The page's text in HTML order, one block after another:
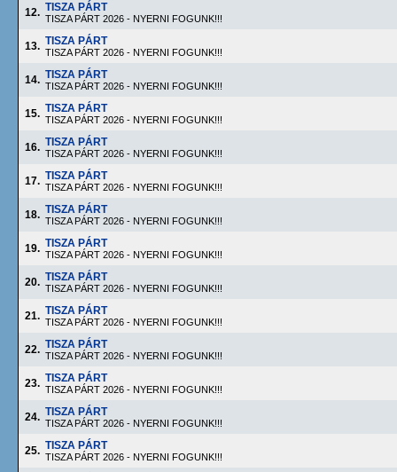
12. TISZA PÁRT
TISZA PÁRT 2026 - NYERNI FOGUNK!!!
13. TISZA PÁRT
TISZA PÁRT 2026 - NYERNI FOGUNK!!!
14. TISZA PÁRT
TISZA PÁRT 2026 - NYERNI FOGUNK!!!
15. TISZA PÁRT
TISZA PÁRT 2026 - NYERNI FOGUNK!!!
16. TISZA PÁRT
TISZA PÁRT 2026 - NYERNI FOGUNK!!!
17. TISZA PÁRT
TISZA PÁRT 2026 - NYERNI FOGUNK!!!
18. TISZA PÁRT
TISZA PÁRT 2026 - NYERNI FOGUNK!!!
19. TISZA PÁRT
TISZA PÁRT 2026 - NYERNI FOGUNK!!!
20. TISZA PÁRT
TISZA PÁRT 2026 - NYERNI FOGUNK!!!
21. TISZA PÁRT
TISZA PÁRT 2026 - NYERNI FOGUNK!!!
22. TISZA PÁRT
TISZA PÁRT 2026 - NYERNI FOGUNK!!!
23. TISZA PÁRT
TISZA PÁRT 2026 - NYERNI FOGUNK!!!
24. TISZA PÁRT
TISZA PÁRT 2026 - NYERNI FOGUNK!!!
25. TISZA PÁRT
TISZA PÁRT 2026 - NYERNI FOGUNK!!!